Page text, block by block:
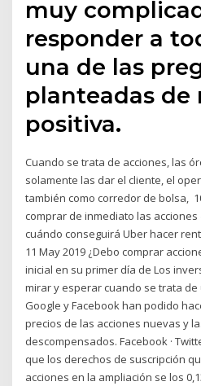
muy
responder a
una de las
planteadas de
positiva.
Cuando se trata de acciones, las
solamente las dar el cliente, el
también como corredor de bolsa,
comprar de inmediato las
cuándo conseguirá Uber hacer
11 May 2019 ¿Debo comprar
inicial en su primer día de Los
mirar y esperar cuando se trata de
Google y Facebook han podido
precios de las acciones nuevas y
descompensados. Facebook ·
que los derechos de suscripción
acciones en la ampliación se los